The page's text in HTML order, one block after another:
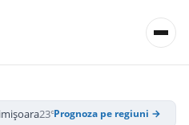
23°/37° ☁️Cluj-Napoca
Prognoza pe regiuni →